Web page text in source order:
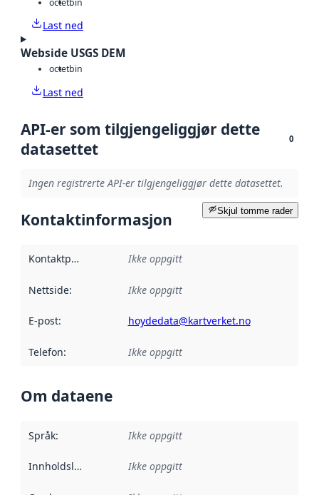
Last ned
Webside USGS DEM
octetbin
Last ned
API-er som tilgjengeliggjør dette
datasettet
0
Ingen registrerte API-er tilgjengeliggjør dette datasettet.
Skjul tomme rader
Kontaktinformasjon
Kontaktpunkt Ikke oppgitt
Nettside: Ikke oppgitt
E-post: hoydedata@kartverket.no
Telefon: Ikke oppgitt
Om dataene
Språk: Ikke oppgitt
Innholdsleverandører :
Ikke oppgitt